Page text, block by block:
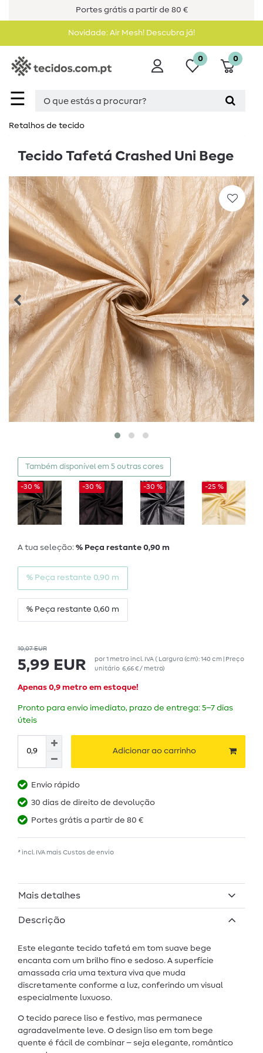
Portes grátis a partir de 80 €
Novidade: Air Mesh! Descubra já!
☰
0 0
Retalhos de tecido
Tecido Tafetá Crashed Uni Bege
Também disponível em 5 outras cores
-30 % -30 % -30 % -25 %
A tua seleção: % Peça restante 0,90 m
% Peça restante 0,90 m
% Peça restante 0,60 m
10,07 EUR
5,99 EUR por1 metroincl. IVA( Largura (cm): 140 cm | Preço
unitário 6,66 € / metro)
Apenas 0,9 metro em estoque!
Pronto para envio imediato, prazo de entrega: 5–7 dias
úteis
Adicionar ao carrinho
Envio rápido
30 dias de direito de devolução
Portes grátis a partir de 80 €
* incl. IVA mais Custos de envio
Mais detalhes
Descrição
Este elegante tecido tafetá em tom suave bege
encanta com um brilho fino e sedoso. A superfície
amassada cria uma textura viva que muda
discretamente conforme a luz, conferindo um visual
especialmente luxuoso.
O tecido parece liso e festivo, mas permanece
agradavelmente leve. O design liso em tom bege
quente é fácil de combinar – seja elegante, romântico